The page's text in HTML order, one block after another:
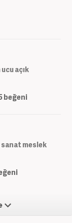
açık
beğeni
sanat meslek